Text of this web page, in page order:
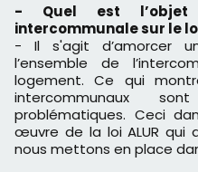
- Quel est l’objet de cette conférence
intercommunale sur le
- Il s'agit d’amorcer
l’ensemble de
logement. Ce qui
intercommunaux
problématiques. Ceci
œuvre de la loi ALUR qui
nous mettons en place